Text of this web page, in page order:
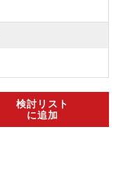
検討リスト
に追加